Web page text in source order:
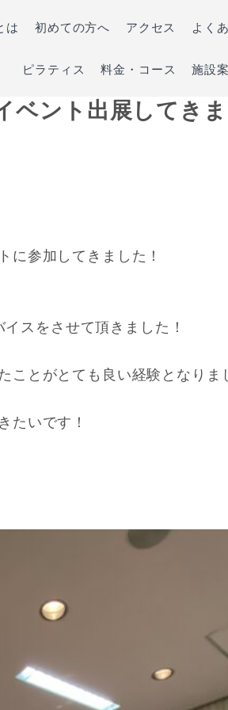
は 初めての方へ アクセス よく
ピラティス 料金・コース 施設
ベント出展してき
に参加してきました！
スをさせて頂きました！
ことがとても良い経験となりま
たいです！